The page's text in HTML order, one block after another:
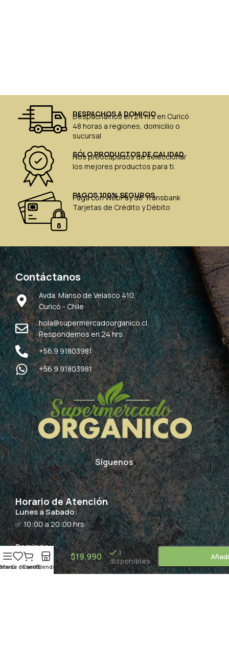
DESPACHOS A DOMICIO
Despachamos en 24 hrs en Curicó
48 horas a regiones, domicilio o
sucursal
SÓLO PRODUCTOS DE CALIDAD
Nos preocupados de seleccionar
los mejores productos para ti.
PAGOS 100% SEGUROS
Paga con WebPay de Transbank
Tarjetas de Crédito y Débito
Contáctanos
Avda. Manso de Velasco 410,
Curicó - Chile
hola@supermercadoorganico.cl
Respondemos en 24 hrs
+56 9 91803981
+56 9 91803981
Síguenos
Horario de Atención
Lunes a Sabado:
✅ 10:00 a 20:00 hrs.
Domingo:
🚫 Cerrado
Menúde deseos
CarritoTienda
Filete
Trutro
Corto
Pollo –
1,12Kg /
$19.990
1
disponibles